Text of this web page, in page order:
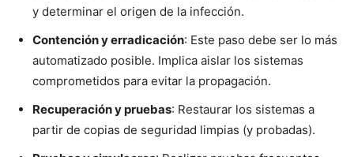
y determinar el origen de la infección.
Contención y erradicación: Este paso debe ser lo más
automatizado posible. Implica aislar los sistemas
comprometidos para evitar la propagación.
Recuperación y pruebas: Restaurar los sistemas a
partir de copias de seguridad limpias (y probadas).